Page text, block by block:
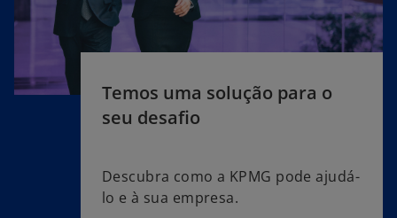
Temos uma solução para o
seu desafio
Descubra como a KPMG pode ajudá-
lo e à sua empresa.